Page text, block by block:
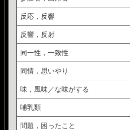
反応，反響
反響，反射
同一性，一致性
同情，思いやり
味，風味／な味がする
哺乳類
問題，困ったこと